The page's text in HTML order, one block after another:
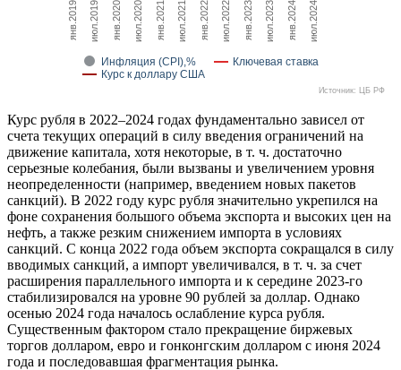
Инфляция (CPI),%
Ключевая ставка
Курс к доллару США
янв.2019 июл.2019 янв.2020 июл.2020 янв.2021 июл.2021 янв.2022 июл.2022 янв.2023 июл.2023 янв.2024 июл.2024
Источник: ЦБ РФ
Курс рубля в 2022–2024 годах фундаментально зависел от
счета текущих операций в силу введения ограничений на
движение капитала, хотя некоторые, в т. ч. достаточно
серьезные колебания, были вызваны и увеличением уровня
неопределенности (например, введением новых пакетов
санкций). В 2022 году курс рубля значительно укрепился на
фоне сохранения большого объема экспорта и высоких цен на
нефть, а также резким снижением импорта в условиях
санкций. С конца 2022 года объем экспорта сокращался в силу
вводимых санкций, а импорт увеличивался, в т. ч. за счет
расширения параллельного импорта и к середине 2023-го
стабилизировался на уровне 90 рублей за доллар. Однако
осенью 2024 года началось ослабление курса рубля.
Существенным фактором стало прекращение биржевых
торгов долларом, евро и гонконгским долларом с июня 2024
года и последовавшая фрагментация рынка.